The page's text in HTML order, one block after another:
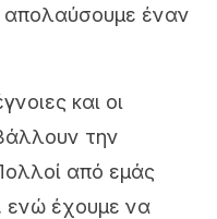
απολαύσουμε έναν
και οι
την
από εμάς
ενώ έχουμε να